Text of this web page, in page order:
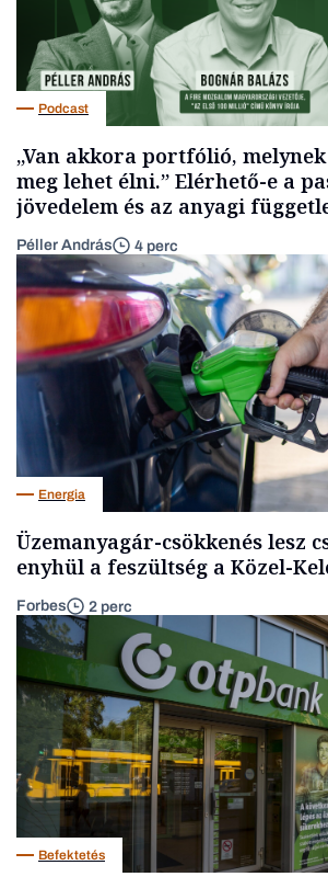
Podcast
„Van akkora portfólió,
meg lehet élni.” Elérhető-e a
jövedelem és az anyagi
Péller András 4 perc
Energia
Üzemanyagár-csökkenés lesz
enyhül a feszültség a Közel-
Forbes 2 perc
Befektetés